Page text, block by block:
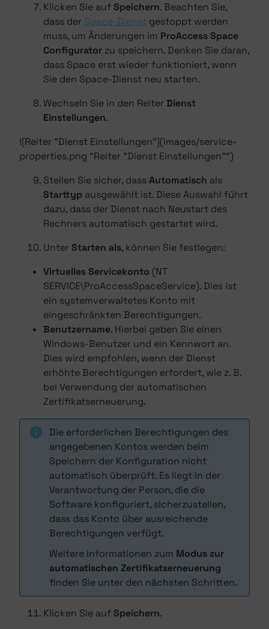
Klicken Sie aufSpeichern. Beachten Sie,
dass der Space-Dienst gestoppt werden
muss, um Änderungen im ProAccess Space
Configurator zu speichern. Denken Sie daran,
dass Space erst wieder funktioniert, wenn
Sie den Space-Dienst neu starten.
Wechseln Sie in den Reiter Dienst
Einstellungen.
![Reiter "Dienst Einstellungen"](images/service-
properties.png "Reiter "Dienst Einstellungen"")
Stellen Sie sicher, dassAutomatisch als
Starttyp ausgewählt ist. Diese Auswahl führt
dazu, dass der Dienst nach Neustart des
Rechners automatisch gestartet wird.
UnterStarten als, können Sie festlegen:
Virtuelles Servicekonto (NT
SERVICE\ProAccessSpaceService). Dies ist
ein systemverwaltetes Konto mit
eingeschränkten Berechtigungen.
Benutzername. Hierbei geben Sie einen
Windows-Benutzer und ein Kennwort an.
Dies wird empfohlen, wenn der Dienst
erhöhte Berechtigungen erfordert, wie z. B.
bei Verwendung der automatischen
Zertifikatserneuerung.
Die erforderlichen Berechtigungen des
angegebenen Kontos werden beim
Speichern der Konfiguration nicht
automatisch überprüft. Es liegt in der
Verantwortung der Person, die die
Software konfiguriert, sicherzustellen,
dass das Konto über ausreichende
Berechtigungen verfügt.
Weitere Informationen zum Modus zur
automatischen Zertifikatserneuerung
finden Sie unter den nächsten Schritten.
Klicken Sie aufSpeichern.